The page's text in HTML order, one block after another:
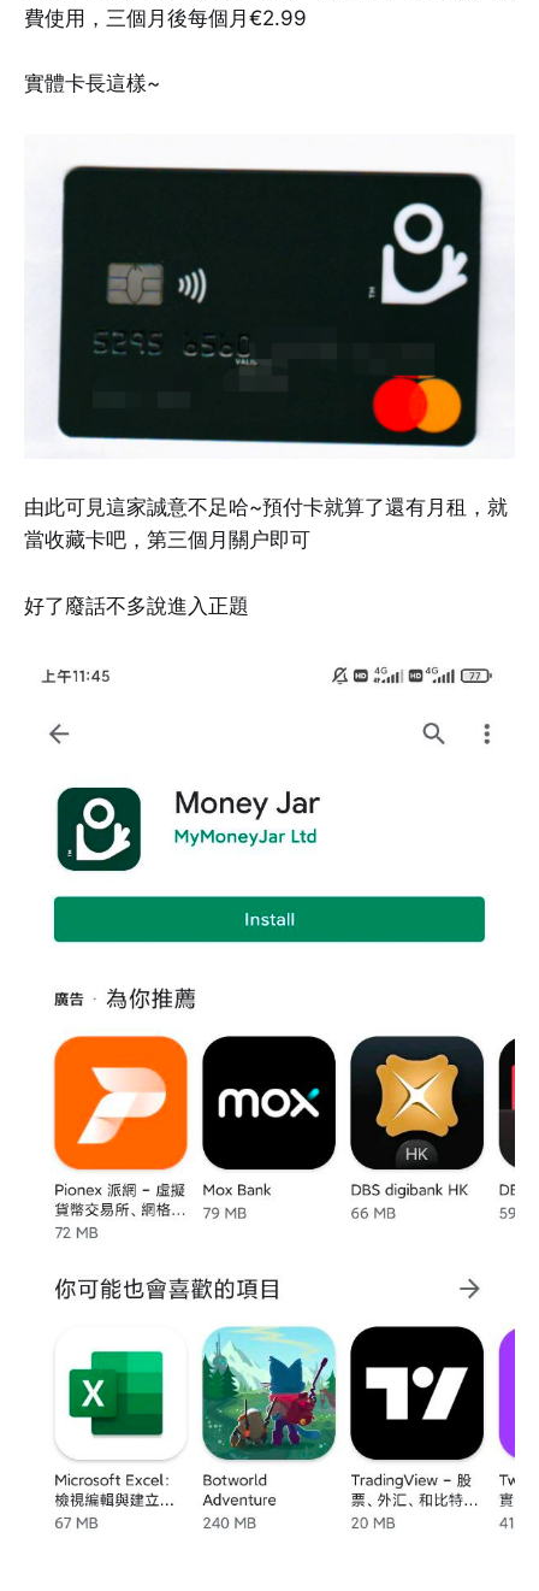
費使用，三個月後每個月€2.99
實體卡長這樣~
由此可見這家誠意不足哈~預付卡就算了還有月租，就
當收藏卡吧，第三個月關户即可
好了廢話不多說進入正題